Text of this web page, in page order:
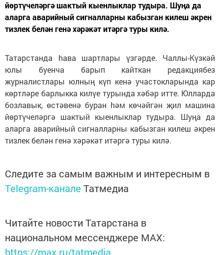
йөртүчеләргә шактый кыенлыклар тудыра. Шуңа да
аларга аварийный сигналларны кабызган килеш әкрен
тизлек белән генә хәрәкәт итәргә туры килә.
Татарстанда hава шартлары үзгәрде. Чаллы-Күзкәй
юлы буенча барып кайткан редакциябез
журналистлары юлның күп кенә участокларында кар
көртләре барлыкка килүе турында хәбәр итте. Юлларда
бозлавык, өстәвенә буран hәм көчәйгән җил машина
йөртүчеләргә шактый кыенлыклар тудыра. Шуңа да
аларга аварийный сигналларны кабызган килеш әкрен
тизлек белән генә хәрәкәт итәргә туры килә.
Следите за самым важным и интересным в
Telegram-канале Татмедиа
Читайте новости Татарстана в
национальном мессенджере MАХ:
https://max.ru/tatmedia